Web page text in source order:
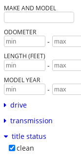
MAKE AND MODEL
ODOMETER
-
LENGTH (FEET)
-
MODEL YEAR
-
drive
transmission
title status
clean